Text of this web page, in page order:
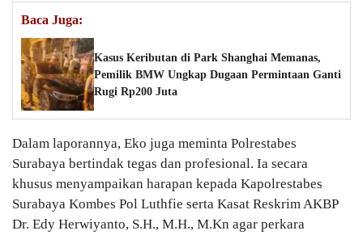
Baca Juga:
Kasus Keributan di Park Shanghai Memanas,
Pemilik BMW Ungkap Dugaan Permintaan Ganti
Rugi Rp200 Juta
Dalam laporannya, Eko juga meminta Polrestabes
Surabaya bertindak tegas dan profesional. Ia secara
khusus menyampaikan harapan kepada Kapolrestabes
Surabaya Kombes Pol Luthfie serta Kasat Reskrim AKBP
Dr. Edy Herwiyanto, S.H., M.H., M.Kn agar perkara